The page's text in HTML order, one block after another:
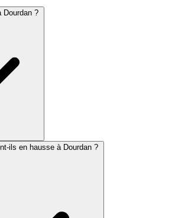
Dourdan ?
ils en hausse à Dourdan ?